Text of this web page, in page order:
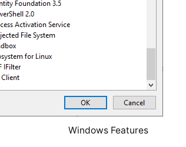
Windows Features